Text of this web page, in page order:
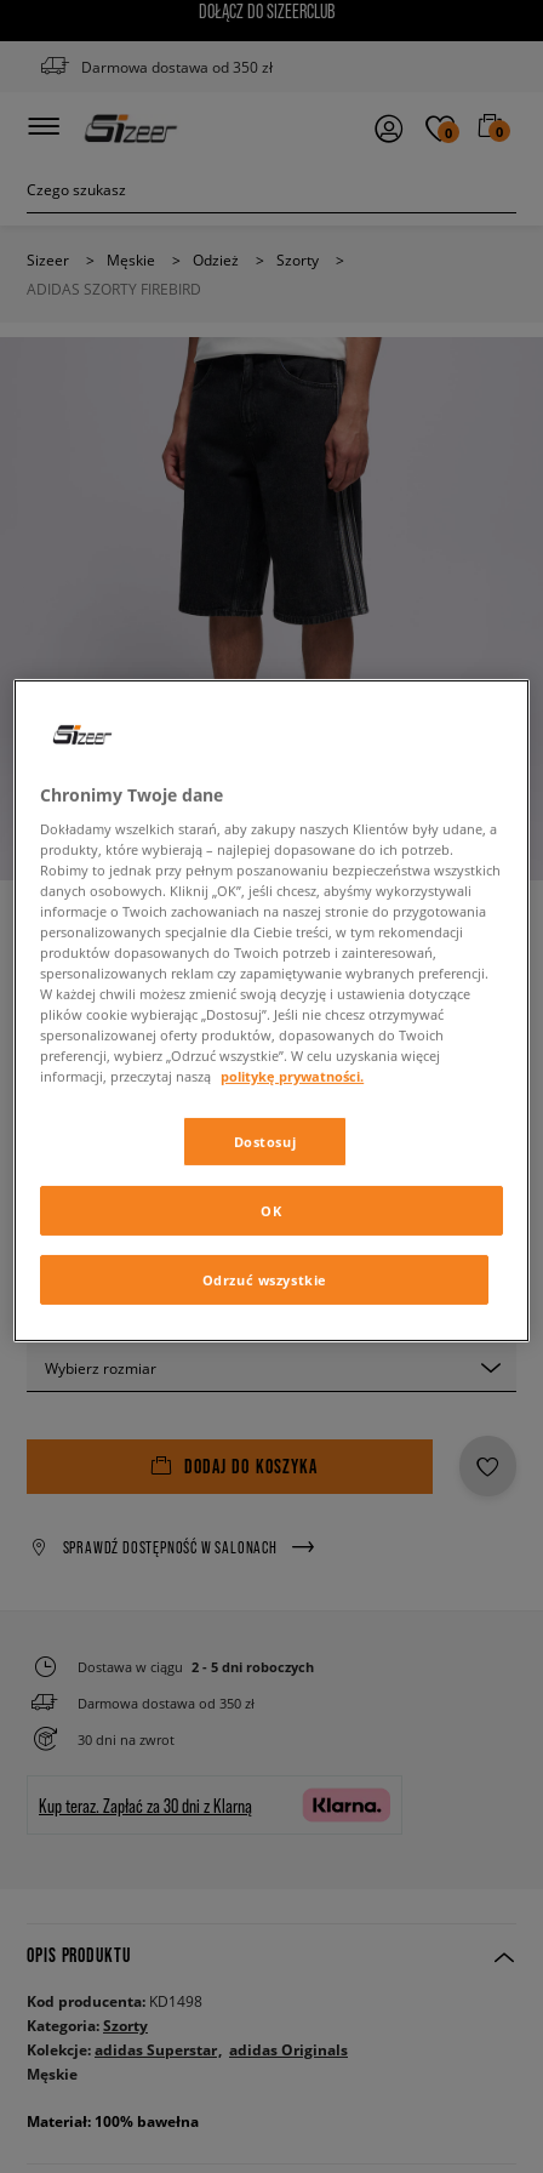
DOŁĄCZ DO SIZEERCLUB
Darmowa dostawa od 350 zł
0 0
Sizeer > Męskie > Odzież > Szorty
>
ADIDAS SZORTY FIREBIRD
ADIDAS SZORTY FIREBIRD
męskie, szorty
189,99 zł z VAT
(Cena początkowa)
✛ 190 PKT. WSIZEERCLUB
Kolor:czarny
Wybierz rozmiar
DODAJ DO KOSZYKA
SPRAWDŹ DOSTĘPNOŚĆ W SALONACH
Dostawa w ciągu 2 - 5 dni roboczych
Darmowa dostawa od 350 zł
30 dni na zwrot
Kup teraz. Zapłać za 30 dni z Klarną
OPIS PRODUKTU
Kod producenta: KD1498
Kategoria:Szorty
Kolekcje:adidas Superstar adidas Originals
Męskie
Materiał: 100% bawełna
Chronimy Twoje dane
Dokładamy wszelkich starań, aby zakupy naszych Klientów były udane, a
produkty, które wybierają – najlepiej dopasowane do ich potrzeb.
Robimy to jednak przy pełnym poszanowaniu bezpieczeństwa wszystkich
danych osobowych. Kliknij „OK”, jeśli chcesz, abyśmy wykorzystywali
informacje o Twoich zachowaniach na naszej stronie do przygotowania
personalizowanych specjalnie dla Ciebie treści, w tym rekomendacji
produktów dopasowanych do Twoich potrzeb i zainteresowań,
spersonalizowanych reklam czy zapamiętywanie wybranych preferencji.
W każdej chwili możesz zmienić swoją decyzję i ustawienia dotyczące
plików cookie wybierając „Dostosuj”. Jeśli nie chcesz otrzymywać
spersonalizowanej oferty produktów, dopasowanych do Twoich
preferencji, wybierz „Odrzuć wszystkie”. W celu uzyskania więcej
informacji, przeczytaj naszą politykę prywatności.
Dostosuj
Odrzuć wszystkie
OK